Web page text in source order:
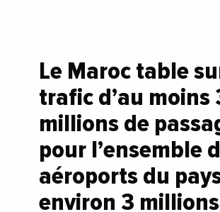
Le Maroc table
trafic d’au moins
millions de
pour l’ensemble
aéroports du
environ 3